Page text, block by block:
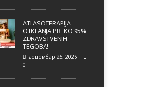
ATLASOTERAPIJA
OTKLANJA PREKO 95%
ZDRAVSTVENIH
TEGOBA!
децембар 25, 2025
0